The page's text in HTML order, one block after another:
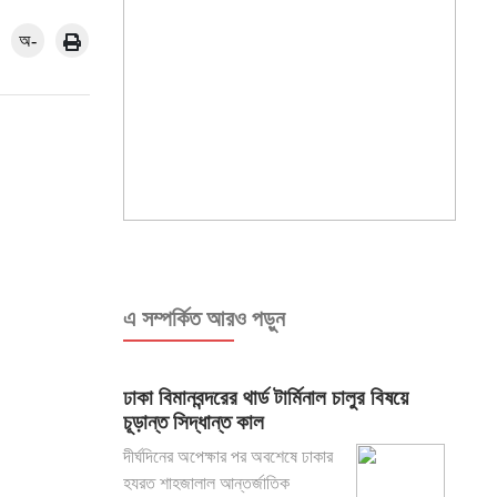
অ-
এ সম্পর্কিত আরও পড়ুন
ঢাকা বিমানবন্দরের থার্ড টার্মিনাল চালুর বিষয়ে
চূড়ান্ত সিদ্ধান্ত কাল
দীর্ঘদিনের অপেক্ষার পর অবশেষে ঢাকার
হযরত শাহজালাল আন্তর্জাতিক